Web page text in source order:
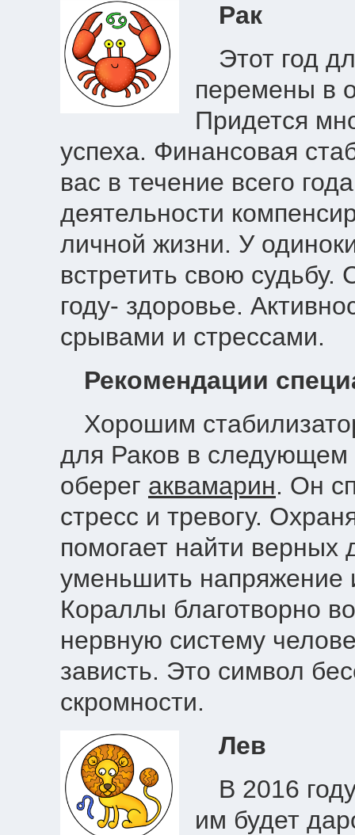
Рак
Этот год
перемены в
Придется
успеха. Финансовая
вас в течение всего
деятельности
личной жизни. У
встретить свою
году- здоровье.
срывами и стрессами.
Рекомендации
Хорошим
для Раков в
оберег аквамарин. Он
стресс и тревогу.
помогает найти верных
уменьшить
Кораллы благотворно
нервную систему
зависть. Это символ
скромности.
Лев
В 2016
им будет